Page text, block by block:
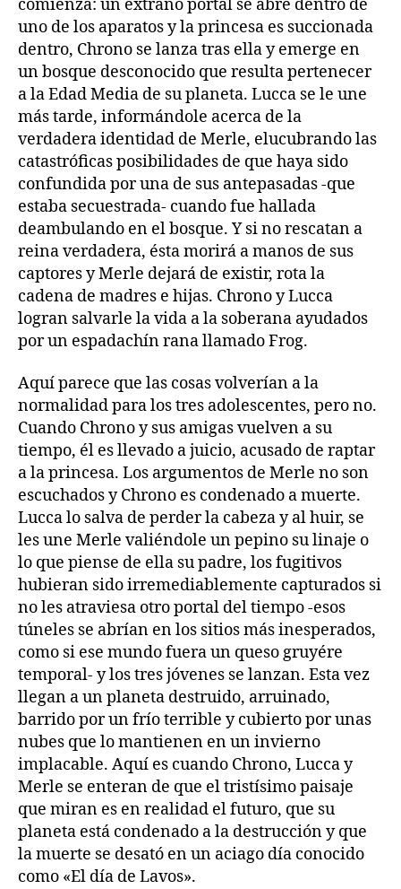
comienza: un extraño portal se abre dentro de
uno de los aparatos y la princesa es succionada
dentro, Chrono se lanza tras ella y emerge en
un bosque desconocido que resulta pertenecer
a la Edad Media de su planeta. Lucca se le une
más tarde, informándole acerca de la
verdadera identidad de Merle, elucubrando las
catastróficas posibilidades de que haya sido
confundida por una de sus antepasadas -que
estaba secuestrada- cuando fue hallada
deambulando en el bosque. Y si no rescatan a
reina verdadera, ésta morirá a manos de sus
captores y Merle dejará de existir, rota la
cadena de madres e hijas. Chrono y Lucca
logran salvarle la vida a la soberana ayudados
por un espadachín rana llamado Frog.
Aquí parece que las cosas volverían a la
normalidad para los tres adolescentes, pero no.
Cuando Chrono y sus amigas vuelven a su
tiempo, él es llevado a juicio, acusado de raptar
a la princesa. Los argumentos de Merle no son
escuchados y Chrono es condenado a muerte.
Lucca lo salva de perder la cabeza y al huir, se
les une Merle valiéndole un pepino su linaje o
lo que piense de ella su padre, los fugitivos
hubieran sido irremediablemente capturados si
no les atraviesa otro portal del tiempo -esos
túneles se abrían en los sitios más inesperados,
como si ese mundo fuera un queso gruyére
temporal- y los tres jóvenes se lanzan. Esta vez
llegan a un planeta destruido, arruinado,
barrido por un frío terrible y cubierto por unas
nubes que lo mantienen en un invierno
implacable. Aquí es cuando Chrono, Lucca y
Merle se enteran de que el tristísimo paisaje
que miran es en realidad el futuro, que su
planeta está condenado a la destrucción y que
la muerte se desató en un aciago día conocido
como «El día de Lavos».